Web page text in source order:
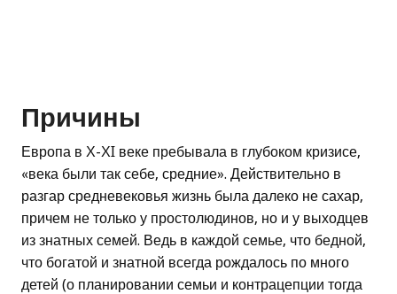
Причины
Европа в Х-ХI веке пребывала в глубоком кризисе,
«века были так себе, средние». Действительно в
разгар средневековья жизнь была далеко не сахар,
причем не только у простолюдинов, но и у выходцев
из знатных семей. Ведь в каждой семье, что бедной,
что богатой и знатной всегда рождалось по много
детей (о планировании семьи и контрацепции тогда